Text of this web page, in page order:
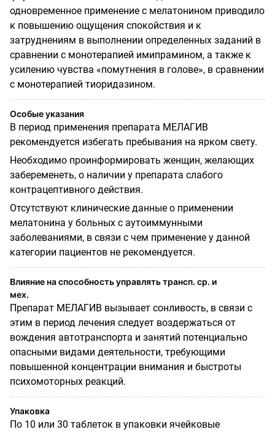
одновременное применение с мелатонином приводило
к повышению ощущения спокойствия и к
затруднениям в выполнении определенных заданий в
сравнении с монотерапией имипрамином, а также к
усилению чувства «помутнения в голове», в сравнении
с монотерапией тиоридазином.
Особые указания
В период применения препарата МЕЛАГИВ
рекомендуется избегать пребывания на ярком свету.
Необходимо проинформировать женщин, желающих
забеременеть, о наличии у препарата слабого
контрацептивного действия.
Отсутствуют клинические данные о применении
мелатонина у больных с аутоиммунными
заболеваниями, в связи с чем применение у данной
категории пациентов не рекомендуется.
Влияние на способность управлять трансп. ср. и
мех.
Препарат МЕЛАГИВ вызывает сонливость, в связи с
этим в период лечения следует воздержаться от
вождения автотранспорта и занятий потенциально
опасными видами деятельности, требующими
повышенной концентрации внимания и быстроты
психомоторных реакций.
Упаковка
По 10 или 30 таблеток в упаковки ячейковые